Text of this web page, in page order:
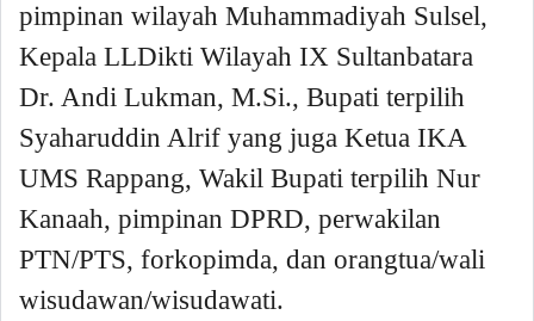
pimpinan wilayah Muhammadiyah Sulsel,
Kepala LLDikti Wilayah IX Sultanbatara
Dr. Andi Lukman, M.Si., Bupati terpilih
Syaharuddin Alrif yang juga Ketua IKA
UMS Rappang, Wakil Bupati terpilih Nur
Kanaah, pimpinan DPRD, perwakilan
PTN/PTS, forkopimda, dan orangtua/wali
wisudawan/wisudawati.